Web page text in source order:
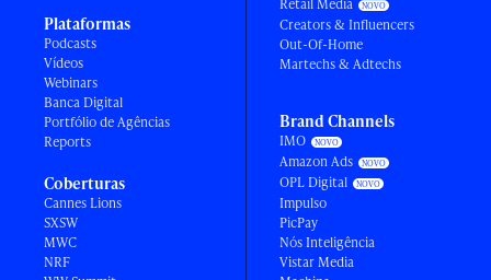
Plataformas
Podcasts
Vídeos
Webinars
Banca Digital
Portfólio de Agências
Reports
Coberturas
Cannes Lions
SXSW
MWC
NRF
Retail Media
Creators & Influencers
Out-Of-Home
Martechs & Adtechs
Brand Channels
IMO
Amazon Ads
OPL Digital
Impulso
PicPay
Nós Inteligência
Vistar Media